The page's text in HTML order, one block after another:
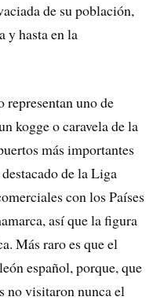
de su población,
y hasta en la
representan uno de
kogge o caravela de la
más importantes
de la Liga
con los Países
así que la figura
Más raro es que el
español, porque, que
no visitaron nunca el